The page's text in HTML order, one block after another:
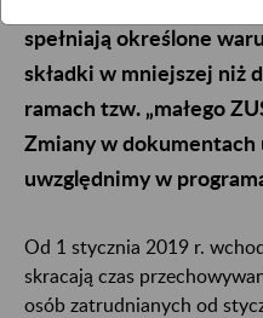
spełniają określone
składki w mniejszej niż
ramach tzw. „małego
Zmiany w
uwzględnimy w
Od 1 stycznia 2019 r.
skracają czas
osób zatrudnianych od